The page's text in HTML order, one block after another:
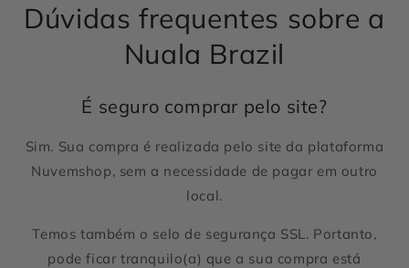
Dúvidas frequentes sobre a
Nuala Brazil
É seguro comprar pelo site?
Sim. Sua compra é realizada pelo site da plataforma
Nuvemshop, sem a necessidade de pagar em outro
local.
Temos também o selo de segurança SSL. Portanto,
pode ficar tranquilo(a) que a sua compra está